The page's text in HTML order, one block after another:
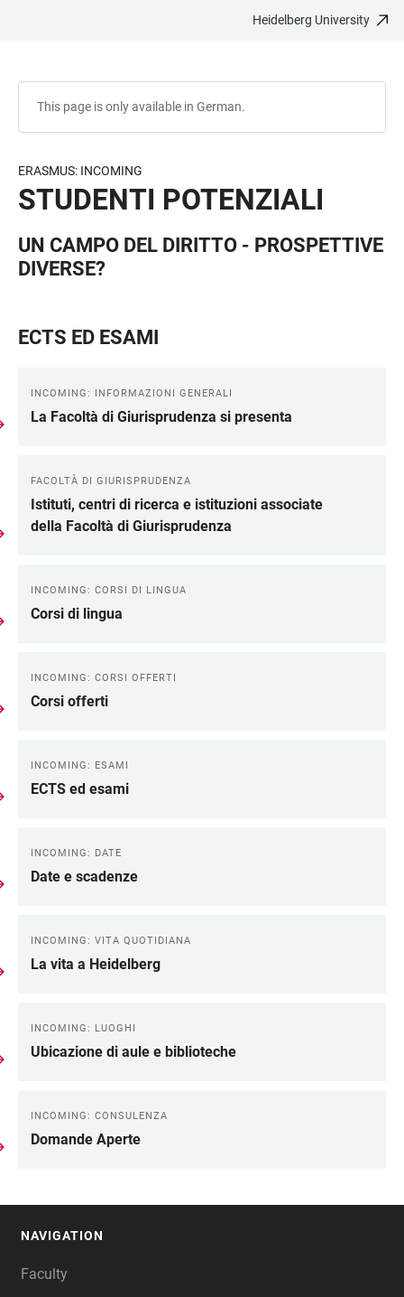
Heidelberg University
This page is only available in German.
ERASMUS: INCOMING
STUDENTI POTENZIALI
UN CAMPO DEL DIRITTO - PROSPETTIVE
DIVERSE?
ECTS ED ESAMI
INCOMING: INFORMAZIONI GENERALI
La Facoltà di Giurisprudenza si presenta
FACOLTÀ DI GIURISPRUDENZA
Istituti, centri di ricerca e istituzioni associate
della Facoltà di Giurisprudenza
INCOMING: CORSI DI LINGUA
Corsi di lingua
INCOMING: CORSI OFFERTI
Corsi offerti
INCOMING: ESAMI
ECTS ed esami
INCOMING: DATE
Date e scadenze
INCOMING: VITA QUOTIDIANA
La vita a Heidelberg
INCOMING: LUOGHI
Ubicazione di aule e biblioteche
INCOMING: CONSULENZA
Domande Aperte
NAVIGATION
Faculty